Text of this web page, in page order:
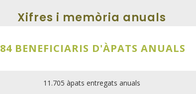
Xifres i memòria anuals
84 BENEFICIARIS D'ÀPATS ANUALS
11.705 àpats entregats anuals